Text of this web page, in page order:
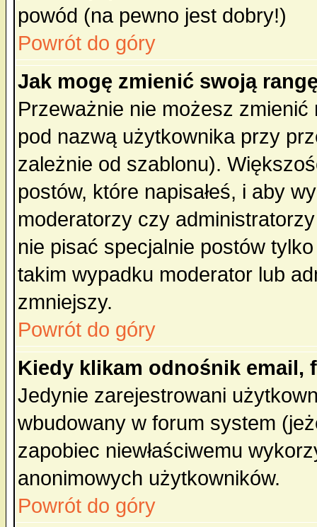
powód (na pewno jest dobry!)
Powrót do góry
Jak mogę zmienić swoją
Przeważnie nie możesz
pod nazwą użytkownika przy
zależnie od szablonu).
postów, które napisałeś, i aby
moderatorzy czy
nie pisać specjalnie postów
takim wypadku moderator lub
zmniejszy.
Powrót do góry
Kiedy klikam odnośnik email,
Jedynie zarejestrowani
wbudowany w forum system
zapobiec niewłaściwemu
anonimowych użytkowników.
Powrót do góry